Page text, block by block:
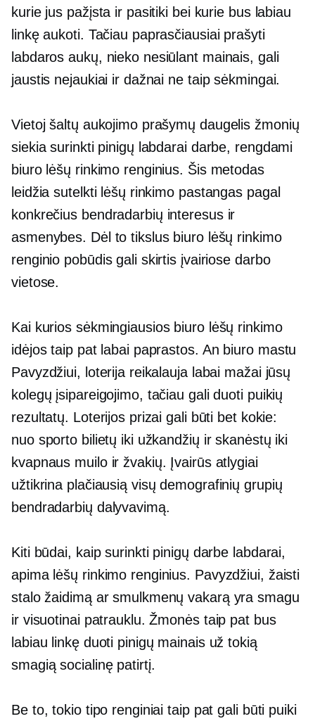
kurie jus pažįsta ir pasitiki bei kurie bus labiau
linkę aukoti. Tačiau paprasčiausiai prašyti
labdaros aukų, nieko nesiūlant mainais, gali
jaustis nejaukiai ir dažnai ne taip sėkmingai.
Vietoj šaltų aukojimo prašymų daugelis žmonių
siekia surinkti pinigų labdarai darbe, rengdami
biuro lėšų rinkimo renginius. Šis metodas
leidžia sutelkti lėšų rinkimo pastangas pagal
konkrečius bendradarbių interesus ir
asmenybes. Dėl to tikslus biuro lėšų rinkimo
renginio pobūdis gali skirtis įvairiose darbo
vietose.
Kai kurios sėkmingiausios biuro lėšų rinkimo
idėjos taip pat labai paprastos. An biuro mastu
Pavyzdžiui, loterija reikalauja labai mažai jūsų
kolegų įsipareigojimo, tačiau gali duoti puikių
rezultatų. Loterijos prizai gali būti bet kokie:
nuo sporto bilietų iki užkandžių ir skanėstų iki
kvapnaus muilo ir žvakių. Įvairūs atlygiai
užtikrina plačiausią visų demografinių grupių
bendradarbių dalyvavimą.
Kiti būdai, kaip surinkti pinigų darbe labdarai,
apima lėšų rinkimo renginius. Pavyzdžiui, žaisti
stalo žaidimą ar smulkmenų vakarą yra smagu
ir visuotinai patrauklu. Žmonės taip pat bus
labiau linkę duoti pinigų mainais už tokią
smagią socialinę patirtį.
Be to, tokio tipo renginiai taip pat gali būti puiki